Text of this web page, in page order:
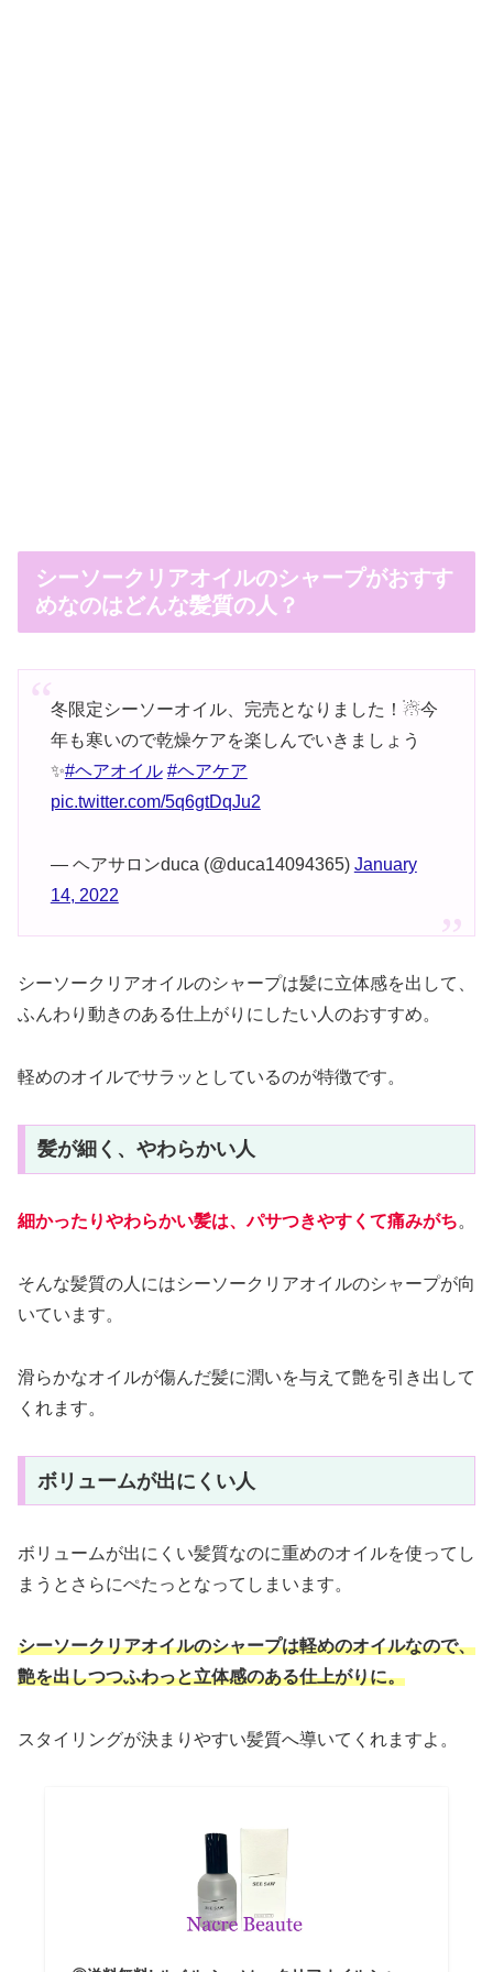
シーソークリアオイルのシャープがおすす
めなのはどんな髪質の人？
冬限定シーソーオイル、完売となりました！☃︎今
年も寒いので乾燥ケアを楽しんでいきましょう
✨#ヘアオイル #ヘアケア
pic.twitter.com/5q6gtDqJu2
— ヘアサロンduca (@duca14094365) January
14, 2022
シーソークリアオイルのシャープは髪に立体感を出して、
ふんわり動きのある仕上がりにしたい人のおすすめ。
軽めのオイルでサラッとしているのが特徴です。
髪が細く、やわらかい人
細かったりやわらかい髪は、パサつきやすくて痛みがち。
そんな髪質の人にはシーソークリアオイルのシャープが向
いています。
滑らかなオイルが傷んだ髪に潤いを与えて艶を引き出して
くれます。
ボリュームが出にくい人
ボリュームが出にくい髪質なのに重めのオイルを使ってし
まうとさらにぺたっとなってしまいます。
シーソークリアオイルのシャープは軽めのオイルなので、
艶を出しつつふわっと立体感のある仕上がりに。
スタイリングが決まりやすい髪質へ導いてくれますよ。